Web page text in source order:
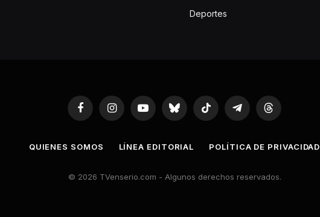
Deportes
FacebookInstagramYouTubeBluesky TikTok TelegramThreads
QUIENES SOMOS LÍNEA EDITORIAL POLÍTICA DE PRIVACIDAD
© 2026 TVenserio.com - Algunos derechos reservados.